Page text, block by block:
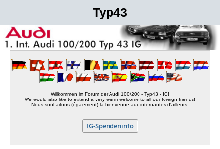
Typ43
Willkommen im Forum der Audi 100/200 - Typ43 - IG!
We would also like to extend a very warm welcome to all our foreign friends!
Nous souhaitons (également) la bienvenue aux internautes d'ailleurs.
IG-Spendeninfo